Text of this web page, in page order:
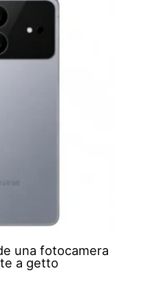
una fotocamera
a getto